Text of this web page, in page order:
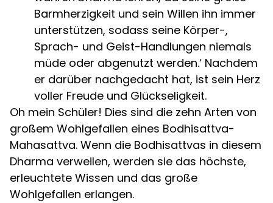
Barmherzigkeit und sein Willen ihn immer
unterstützen, sodass seine Körper-,
Sprach- und Geist-Handlungen niemals
müde oder abgenutzt werden.‘ Nachdem
er darüber nachgedacht hat, ist sein Herz
voller Freude und Glückseligkeit.
Oh mein Schüler! Dies sind die zehn Arten von
großem Wohlgefallen eines Bodhisattva-
Mahasattva. Wenn die Bodhisattvas in diesem
Dharma verweilen, werden sie das höchste,
erleuchtete Wissen und das große
Wohlgefallen erlangen.